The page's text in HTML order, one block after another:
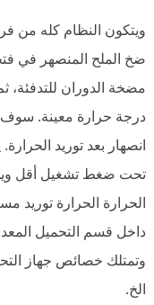
ويتكون النظام كله من
ضخ الملح المنصهر في
مضخة الدوران
درجة حرارة معينة. سوف
انصهار بعد توريد
تحت ضغط تشغيل أقل
الحرارة الحرارة توريد
داخل قسم التحميل
وتمتلك خصائص جهاز
الخ.